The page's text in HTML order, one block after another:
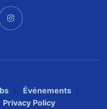
Événements
Privacy Policy